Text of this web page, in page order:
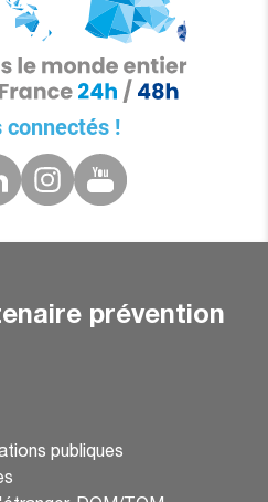
connectés !
prévention
publiques